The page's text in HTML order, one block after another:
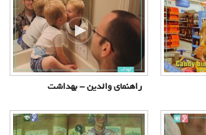
راهنمای والدین - بهداشت